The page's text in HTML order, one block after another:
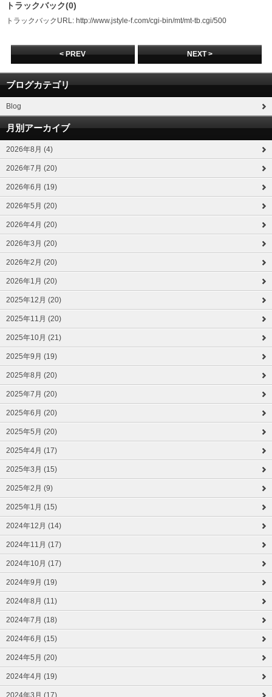
トラックバック(0)
トラックバックURL: http://www.jstyle-f.com/cgi-bin/mt/mt-tb.cgi/500
< PREV NEXT >
ブログカテゴリ
Blog
月別アーカイブ
2026年8月 (4)
2026年7月 (20)
2026年6月 (19)
2026年5月 (20)
2026年4月 (20)
2026年3月 (20)
2026年2月 (20)
2026年1月 (20)
2025年12月 (20)
2025年11月 (20)
2025年10月 (21)
2025年9月 (19)
2025年8月 (20)
2025年7月 (20)
2025年6月 (20)
2025年5月 (20)
2025年4月 (17)
2025年3月 (15)
2025年2月 (9)
2025年1月 (15)
2024年12月 (14)
2024年11月 (17)
2024年10月 (17)
2024年9月 (19)
2024年8月 (11)
2024年7月 (18)
2024年6月 (15)
2024年5月 (20)
2024年4月 (19)
2024年3月 (17)